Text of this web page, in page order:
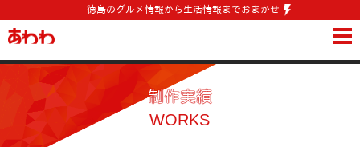
徳島のグルメ情報から生活情報までおまかせ
WORKS
SKILL
VISION 目指すこと
制作実績
WORKS